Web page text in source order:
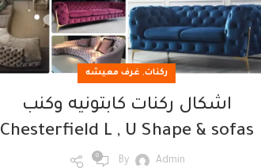
ركنات, غرف معيشه
اشكال ركنات كابتونيه وكنب
Chesterfield L , U Shape & sofas
By Admin
0